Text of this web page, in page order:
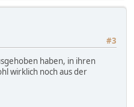
#3
haben, in ihren
wirklich noch aus der